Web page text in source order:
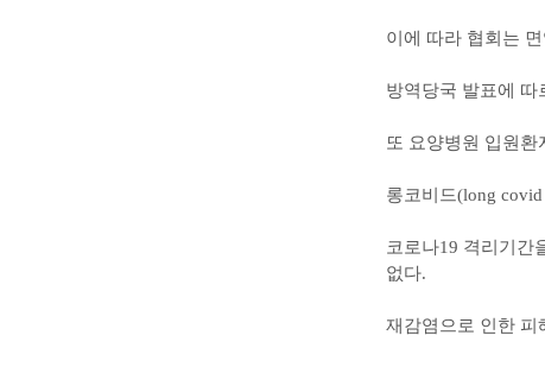
이에 따라 협회는
방역당국 발표에 따
또 요양병원 입원
롱코비드(long
코로나19 격리기간
없다.
재감염으로 인한 피